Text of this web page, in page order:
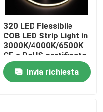
320 LED Flessibile
COB LED Strip Light in
3000K/4000K/6500K
CE e RoHS certificato
24V/12V
Invia richiesta